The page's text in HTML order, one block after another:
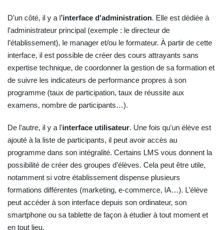
D’un côté, il y a l’interface d'administration. Elle est dédiée à
l’administrateur principal (exemple : le directeur de
l’établissement), le manager et/ou le formateur. À partir de cette
interface, il est possible de créer des cours attrayants sans
expertise technique, de coordonner la gestion de sa formation et
de suivre les indicateurs de performance propres à son
programme (taux de participation, taux de réussite aux
examens, nombre de participants…).
De l’autre, il y a l'interface utilisateur. Une fois qu'un élève est
ajouté à la liste de participants, il peut avoir accès au
programme dans son intégralité. Certains LMS vous donnent la
possibilité de créer des groupes d’élèves. Cela peut être utile,
notamment si votre établissement dispense plusieurs
formations différentes (marketing, e-commerce, IA…). L’élève
peut accéder à son interface depuis son ordinateur, son
smartphone ou sa tablette de façon à étudier à tout moment et
en tout lieu.